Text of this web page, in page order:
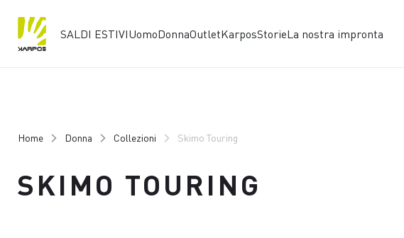
SALDI ESTIVIUomoDonnaOutletKarposStorieLa nostra impronta
Home Donna Collezioni Skimo Touring
SKIMO TOURING